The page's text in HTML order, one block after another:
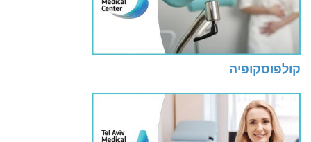
קולפוסקופיה